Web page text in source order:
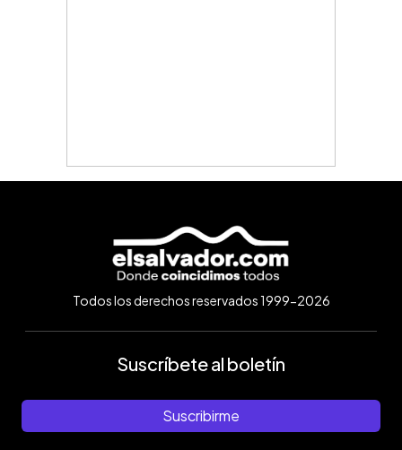
Todos los derechos reservados 1999-2026
Suscríbete al boletín
Suscribirme